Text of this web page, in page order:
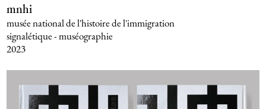
mnhi
musée national de l'histoire de l'immigration
signalétique - muséographie
2023